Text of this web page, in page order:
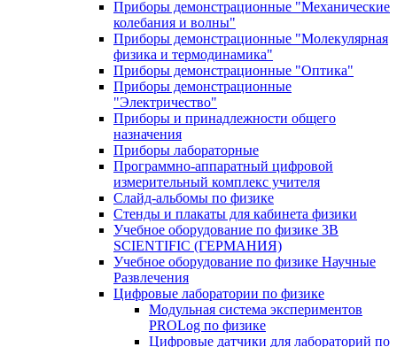
Приборы демонстрационные "Механические
колебания и волны"
Приборы демонстрационные "Молекулярная
физика и термодинамика"
Приборы демонстрационные "Оптика"
Приборы демонстрационные
"Электричество"
Приборы и принадлежности общего
назначения
Приборы лабораторные
Программно-аппаратный цифровой
измерительный комплекс учителя
Слайд-альбомы по физике
Стенды и плакаты для кабинета физики
Учебное оборудование по физике 3B
SCIENTIFIC (ГЕРМАНИЯ)
Учебное оборудование по физике Научные
Развлечения
Цифровые лаборатории по физике
Модульная система экспериментов
PROLog по физике
Цифровые датчики для лабораторий по